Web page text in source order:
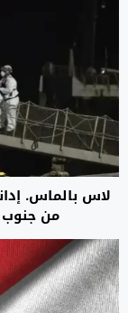
لاس بالماس.
من جنوب